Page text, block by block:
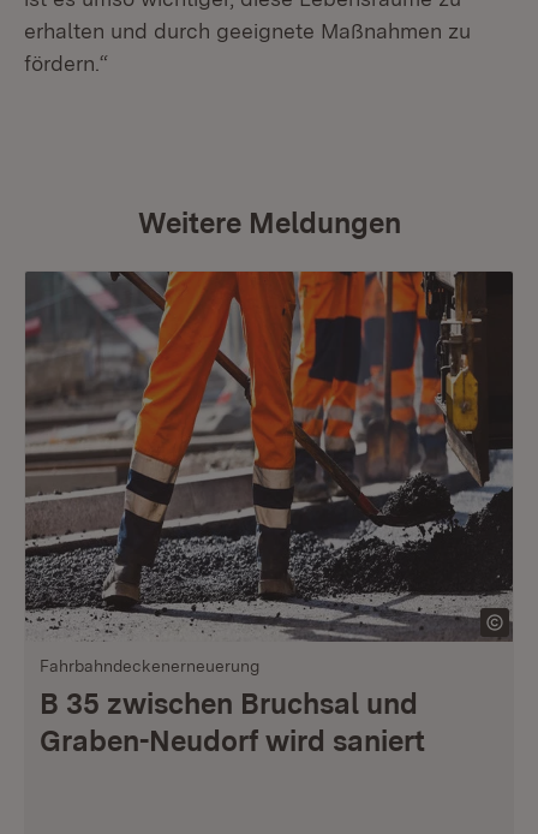
erhalten und durch geeignete Maßnahmen zu
fördern.“
Weitere Meldungen
Fahrbahndeckenerneuerung
B 35 zwischen Bruchsal und
Graben-Neudorf wird saniert